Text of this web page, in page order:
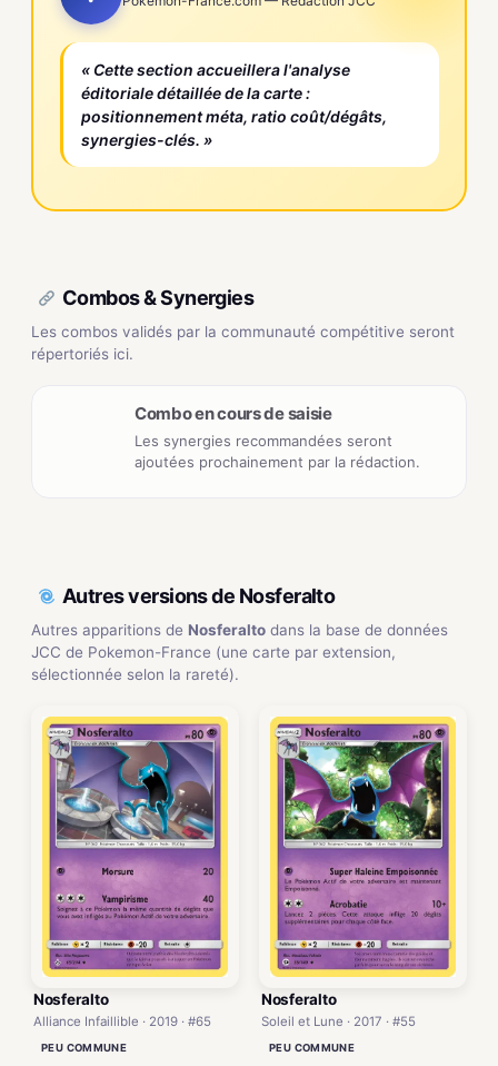
« Cette section accueillera l'analyse
éditoriale détaillée de la carte :
positionnement méta, ratio coût/dégâts,
synergies-clés. »
Combos & Synergies
Les combos validés par la communauté compétitive seront
répertoriés ici.
Combo en cours de saisie
Les synergies recommandées seront
ajoutées prochainement par la rédaction.
Autres versions de Nosferalto
Autres apparitions de Nosferalto dans la base de données
JCC de Pokemon-France (une carte par extension,
sélectionnée selon la rareté).
Nosferalto
Alliance Infaillible · 2019 · #65
PEU COMMUNE
Nosferalto
Soleil et Lune · 2017 · #55
PEU COMMUNE